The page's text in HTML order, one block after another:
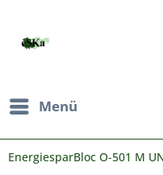
Menü
EnergiesparBloc O-501 M